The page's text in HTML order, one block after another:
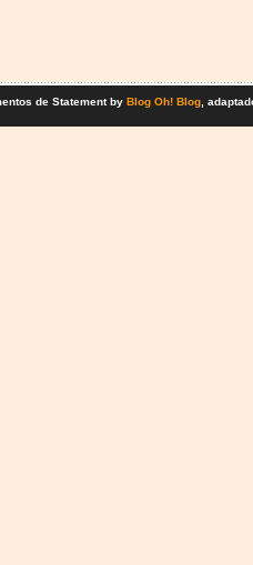
de Statement by Blog Oh! Blog,